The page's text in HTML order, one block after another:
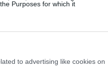
Purposes for which it
to advertising like cookies on
ή
22:26